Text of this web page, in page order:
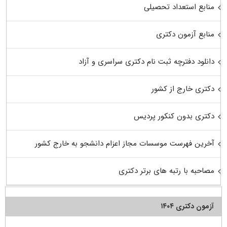
منابع استعداد تحصیلی
منابع آزمون دکتری
دانلود دفترچه ثبت نام دکتری سراسری و آزاد
دکتری خارج از کشور
دکتری بدون کنکور پردیس
آخرین فهرست موسسات مجاز اعزام دانشجو به خارج کشور
مصاحبه با رتبه های برتر دکتری
آزمون دکتری ۱۴۰۴